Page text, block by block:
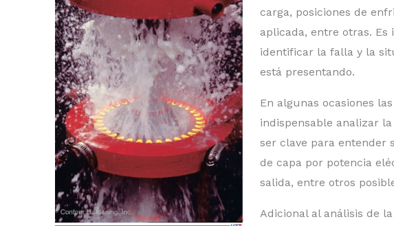
carga, posiciones de
aplicada, entre otras.
identificar la falla y la
está presentando.
En algunas ocasiones
indispensable analizar
ser clave para entender
de capa por potencia
salida, entre otros
Adicional al análisis de